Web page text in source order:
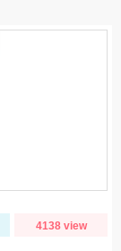
4138 view